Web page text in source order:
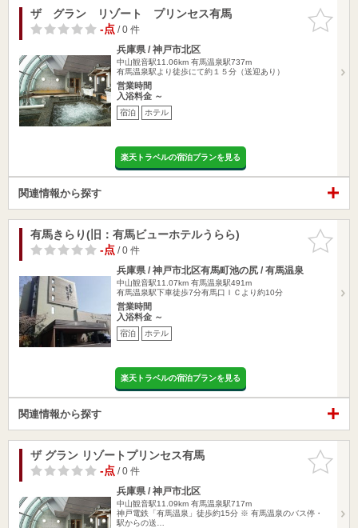
お気に入
りに追加
ザ グラン リゾート プリンセス有馬
-点/ 0 件
兵庫県 / 神戸市北区
中山観音駅11.06km 有馬温泉駅737m
有馬温泉駅より徒歩にて約１５分（送迎あり）
営業時間
入浴料金 ～
宿泊 ホテル
楽天トラベルの宿泊プランを見る
関連情報から探す
お気に入
りに追加
有馬きらり(旧：有馬ビューホテルうらら)
-点/ 0 件
兵庫県 / 神戸市北区有馬町池の尻 / 有馬温泉
中山観音駅11.07km 有馬温泉駅491m
有馬温泉駅下車徒歩7分有馬口ＩＣより約10分
営業時間
入浴料金 ～
宿泊 ホテル
楽天トラベルの宿泊プランを見る
関連情報から探す
お気に入
りに追加
ザ グラン リゾートプリンセス有馬
-点/ 0 件
兵庫県 / 神戸市北区
中山観音駅11.09km 有馬温泉駅717m
神戸電鉄「有馬温泉」徒歩約15分 ※ 有馬温泉のバス停・
駅からの送…